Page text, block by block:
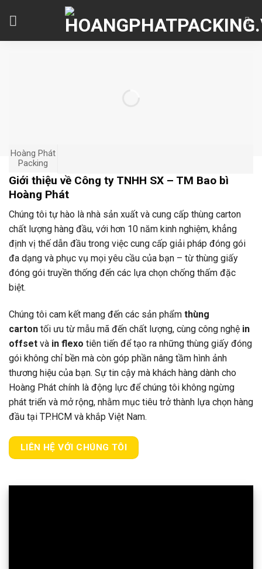
Hoàng Phát
Packing
Giới thiệu về Công ty TNHH SX – TM Bao bì
Hoàng Phát
Chúng tôi tự hào là nhà sản xuất và cung cấp thùng carton
chất lượng hàng đầu, với hơn 10 năm kinh nghiệm, khẳng
định vị thế dẫn đầu trong việc cung cấp giải pháp đóng gói
đa dạng và phục vụ mọi yêu cầu của bạn – từ thùng giấy
đóng gói truyền thống đến các lựa chọn chống thấm đặc
biệt.
Chúng tôi cam kết mang đến các sản phẩm thùng
carton tối ưu từ mẫu mã đến chất lượng, cùng công nghệ in
offset và in flexo tiên tiến để tạo ra những thùng giấy đóng
gói không chỉ bền mà còn góp phần nâng tầm hình ảnh
thương hiệu của bạn. Sự tin cậy mà khách hàng dành cho
Hoàng Phát chính là động lực để chúng tôi không ngừng
phát triển và mở rộng, nhằm mục tiêu trở thành lựa chọn hàng
đầu tại TP.HCM và khắp Việt Nam.
LIÊN HỆ VỚI CHÚNG TÔI